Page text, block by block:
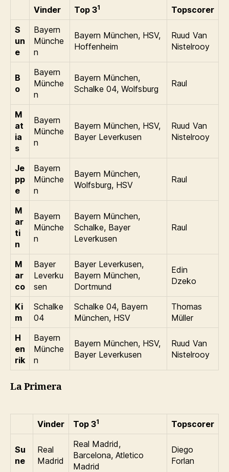
Vinder Top 31
Topscorer
S
un
e
Bayern
Münche
n
Bayern München, HSV,
Hoffenheim
Ruud Van
Nistelrooy
B
o
Bayern
Münche
n
Bayern München,
Schalke 04, Wolfsburg
Raul
M
at
ia
s
Bayern
Münche
n
Bayern München, HSV,
Bayer Leverkusen
Ruud Van
Nistelrooy
Je
pp
e
Bayern
Münche
n
Bayern München,
Wolfsburg, HSV
Raul
M
ar
ti
n
Bayern
Münche
n
Bayern München,
Schalke, Bayer
Leverkusen
Raul
M
ar
co
Bayer
Leverku
sen
Bayer Leverkusen,
Bayern München,
Dortmund
Edin
Dzeko
Ki
m
Schalke
04
Schalke 04, Bayern
München, HSV
Thomas
Müller
H
en
rik
Bayern
Münche
n
Bayern München, HSV,
Bayer Leverkusen
Ruud Van
Nistelrooy
La Primera
Vinder Top 31 Topscorer
Su
ne
Real
Madrid
Real Madrid,
Barcelona, Atletico
Madrid
Diego
Forlan